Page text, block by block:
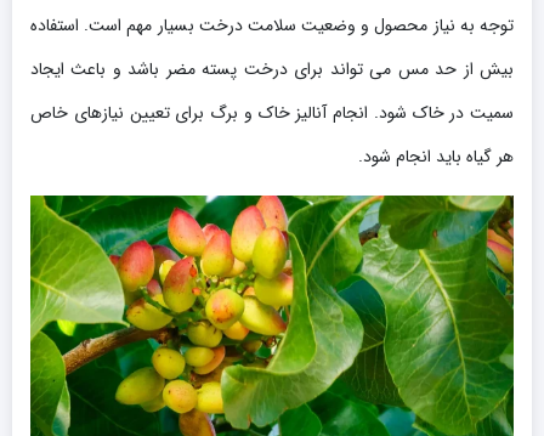
توجه به نیاز محصول و وضعیت سلامت درخت بسیار مهم است. استفاده
بیش از حد مس می تواند برای درخت پسته مضر باشد و باعث ایجاد
سمیت در خاک شود. انجام آنالیز خاک و برگ برای تعیین نیازهای خاص
هر گیاه باید انجام شود.